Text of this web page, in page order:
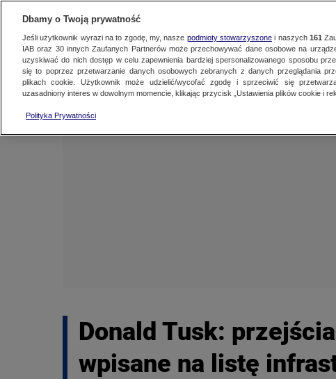
Donald Tusk:
wpisane na listę
Dbamy o Twoją prywatność
Jeśli użytkownik wyrazi na to zgodę, my, nasze podmioty stowarzyszonei naszych 161
IAB oraz 30innych Zaufanych Partnerów może przechowywać dane osobowe na
uzyskiwać do nich dostęp w celu zapewnienia bardziej spersonalizowanego sposobu
się to poprzez przetwarzanie danych osobowych zebranych z danych przeglądania
plikach cookie. Użytkownik może udzielić/wycofać zgodę i sprzeciwić się
uzasadniony interes w dowolnym momencie, klikając przycisk „Ustawienia plików cookie i
Polityka Prywatności